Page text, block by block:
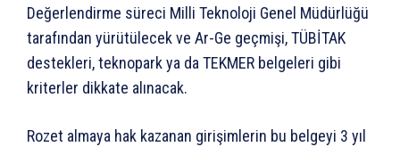
Değerlendirme süreci Milli Teknoloji Genel Müdürlüğü
tarafından yürütülecek ve Ar-Ge geçmişi, TÜBİTAK
destekleri, teknopark ya da TEKMER belgeleri gibi
kriterler dikkate alınacak.
Rozet almaya hak kazanan girişimlerin bu belgeyi 3 yıl